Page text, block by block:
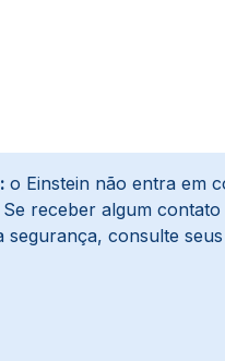
o Einstein não entra em
receber algum
segurança, consulte